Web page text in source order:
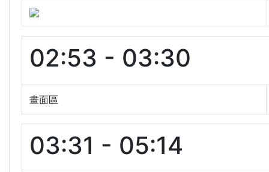
02:53 - 03:30
畫面區
03:31 - 05:14